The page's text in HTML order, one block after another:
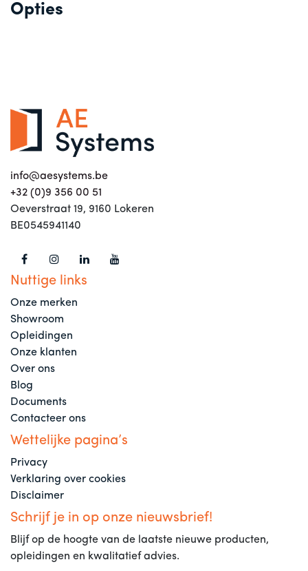
Opties
info@aesystems.be
+32 (0)9 356 00 51
Oeverstraat 19, 9160 Lokeren
BE0545941140
Nuttige links
Onze merken
Showroom
Opleidingen
Onze klanten
Over ons
Blog
Documents
Contacteer ons
Wettelijke pagina’s
Privacy
Verklaring over cookies
Disclaimer
Schrijf je in op onze nieuwsbrief!
Blijf op de hoogte van de laatste nieuwe producten,
opleidingen en kwalitatief advies.